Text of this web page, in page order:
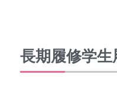
長期履修学